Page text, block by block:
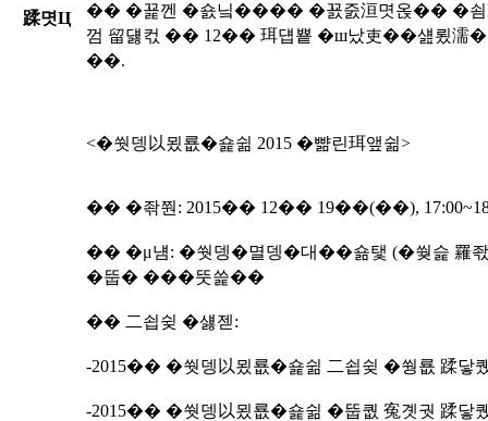
蹂몃Ц
�� �꾩껜 �숈닠���� �꾨줈洹몃옩�� �쇰
껌 留덇컧 �� 12�� 珥덉뿉 �ш났吏��섎룄濡
��.
<�쒓뎅以묐룞�숉쉶 2015 �뺢린珥앺쉶>
�� �좎쭨: 2015�� 12�� 19��(��),
�� �μ냼: �쒓뎅�멸뎅�대��숆탳 (�쒖슱 罹
�뚭� ���뚯쓽��
�� 二쇱슂 �섏젣:
-2015�� �쒓뎅以묐룞�숉쉶 二쇱슂 �쒕룞 蹂닿
-2015�� �쒓뎅以묐룞�숉쉶 �뚭퀎 寃곗궛 蹂닿